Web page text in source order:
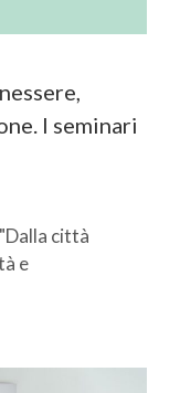
I seminari
città
e